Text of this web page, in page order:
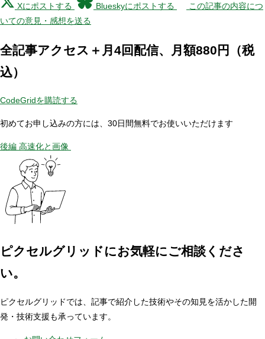
Xにポストする Blueskyにポストする
この記事の内容につ
いての意見・感想を送る
全記事アクセス＋月4回配信、月額880円（税
込）
CodeGridを購読する
初めてお申し込みの方には、30日間無料でお使いいただけます
後編 高速化と画像
ピクセルグリッドにお気軽にご相談くださ
い。
ピクセルグリッドでは、記事で紹介した技術やその知見を活かした開
発・技術支援も承っています。